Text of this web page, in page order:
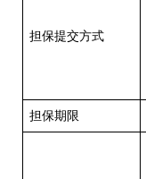
担保提交方式
担保期限